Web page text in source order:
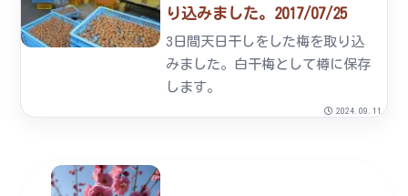
いくださいました。梅園風景タネ
とばし大会タネとばし大会風
景...
り込みました。2017/07/25
3日間天日干しをした梅を取り込
みました。白干梅として樽に保存
します。
2024.09.11